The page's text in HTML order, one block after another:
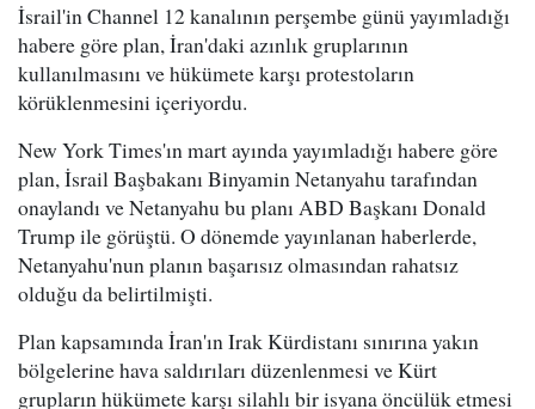
İsrail'in Channel 12 kanalının perşembe günü yayımladığı
habere göre plan, İran'daki azınlık gruplarının
kullanılmasını ve hükümete karşı protestoların
körüklenmesini içeriyordu.
New York Times'ın mart ayında yayımladığı habere göre
plan, İsrail Başbakanı Binyamin Netanyahu tarafından
onaylandı ve Netanyahu bu planı ABD Başkanı Donald
Trump ile görüştü. O dönemde yayınlanan haberlerde,
Netanyahu'nun planın başarısız olmasından rahatsız
olduğu da belirtilmişti.
Plan kapsamında İran'ın Irak Kürdistanı sınırına yakın
bölgelerine hava saldırıları düzenlenmesi ve Kürt
grupların hükümete karşı silahlı bir isyana öncülük etmesi